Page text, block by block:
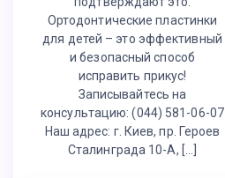
Ортодонтические пластинки
для детей – это эффективный
и безопасный способ
исправить прикус!
Записывайтесь на
консультацию: (044) 581-06-07
Наш адрес: г. Киев, пр. Героев
Сталинграда 10-А, […]